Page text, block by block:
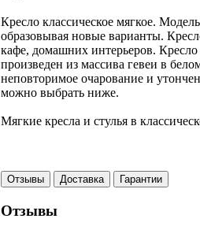
Кресло классическое мягкое.
образовывая новые варианты.
кафе, домашних интерьеров.
произведен из массива гевеи в
неповторимое очарование и
можно выбрать ниже.
Мягкие кресла и стулья в
Отзывы Доставка Гарантии
Отзывы